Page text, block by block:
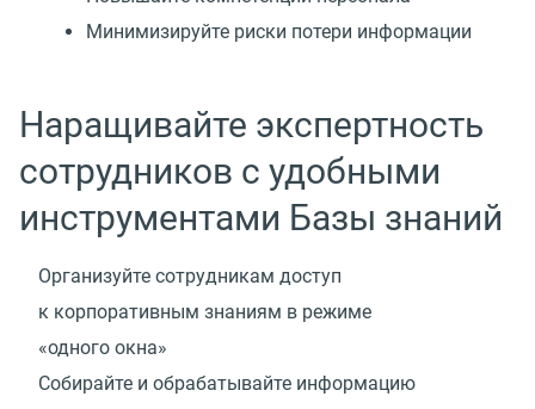
Минимизируйте риски потери информации
Наращивайте экспертность
сотрудников с удобными
инструментами Базы знаний
Организуйте сотрудникам доступ
к корпоративным знаниям в режиме
«одного окна»
Собирайте и обрабатывайте информацию